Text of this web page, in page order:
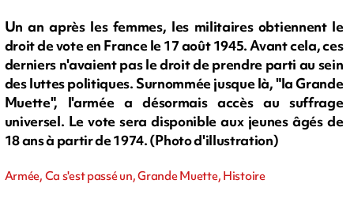
Un an après les femmes, les militaires obtiennent le
droit de vote en France le 17 août 1945. Avant cela, ces
derniers n'avaient pas le droit de prendre parti au sein
des luttes politiques. Surnommée jusque là, "la Grande
Muette", l'armée a désormais accès au suffrage
universel. Le vote sera disponible aux jeunes âgés de
18 ans à partir de 1974. (Photo d'illustration)
Armée, Ca s'est passé un, Grande Muette, Histoire